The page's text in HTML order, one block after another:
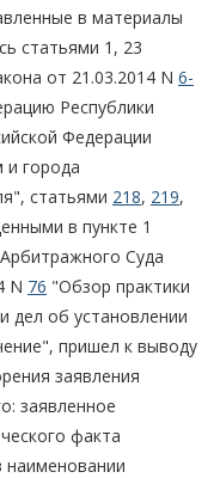
в материалы
статьями 1, 23
от 21.03.2014 N 6-
Республики
Федерации
и города
статьями 218, 219,
в пункте 1
Суда
N 76 "Обзор практики
дел об установлении
пришел к выводу
заявления
заявленное
факта
наименовании